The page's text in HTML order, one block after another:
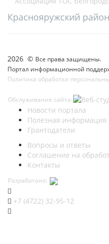
Краснояружский район
2026 © Все права защищены.
Портал информационной
Политика обработки
Обслуживание сайта:
Новости портала
Полезная информация
Грантодатели
Вопросы и ответы
Соглашение на
Контакты
Разработано:
+7 (4722) 32-95-12